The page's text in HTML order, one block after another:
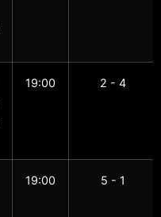
19:00 2 - 4
19:00 5 - 1